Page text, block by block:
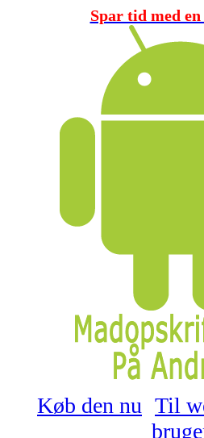
Spar tid med
Køb den nu Til